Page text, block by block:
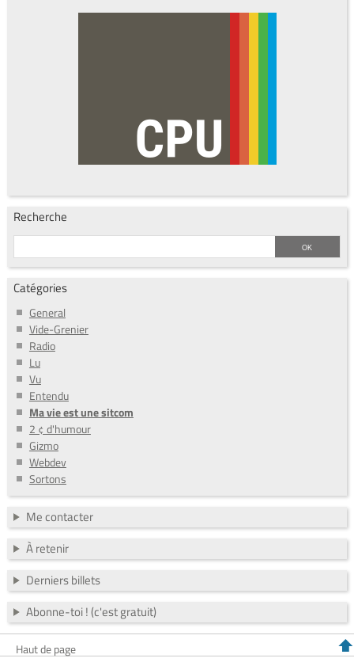
Recherche
Catégories
General
Vide-Grenier
Radio
Lu
Vu
Entendu
Ma vie est une sitcom
2 ¢ d'humour
Gizmo
Webdev
Sortons
Me contacter
À retenir
Derniers billets
Abonne-toi ! (c'est gratuit)
Haut de page